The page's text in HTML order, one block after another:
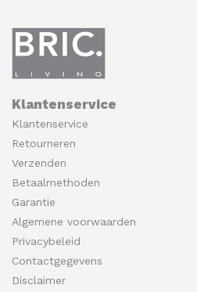
Klantenservice
Klantenservice
Retourneren
Verzenden
Betaalmethoden
Garantie
Algemene voorwaarden
Privacybeleid
Contactgegevens
Disclaimer